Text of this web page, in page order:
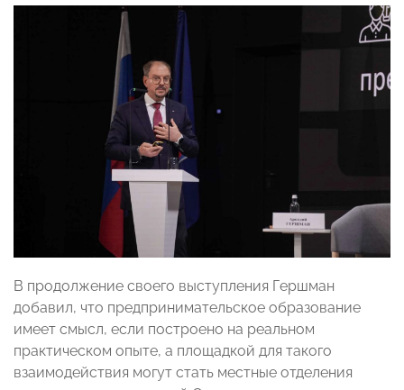
В продолжение своего выступления Гершман
добавил, что предпринимательское образование
имеет смысл, если построено на реальном
практическом опыте, а площадкой для такого
взаимодействия могут стать местные отделения